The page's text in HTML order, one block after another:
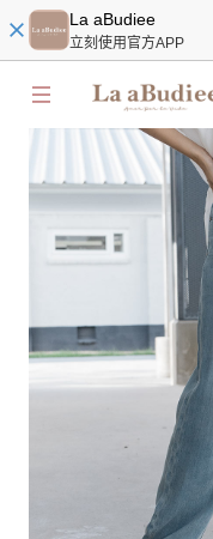
La aBudiee
立刻使用官方APP